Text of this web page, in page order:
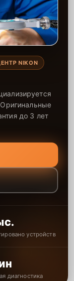
NIKON
до 3 лет
устройств
диагностика